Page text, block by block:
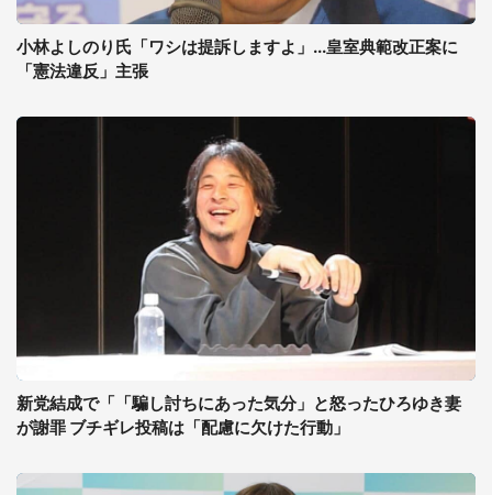
小林よしのり氏「ワシは提訴しますよ」...皇室典範改正案に
「憲法違反」主張
新党結成で「「騙し討ちにあった気分」と怒ったひろゆき妻
が謝罪 ブチギレ投稿は「配慮に欠けた行動」